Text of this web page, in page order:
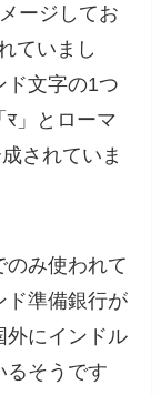
ージしてお
ていまし
ド文字の1つ
」とローマ
されていま
のみ使われて
ド準備銀行が
外にインドル
るそうです